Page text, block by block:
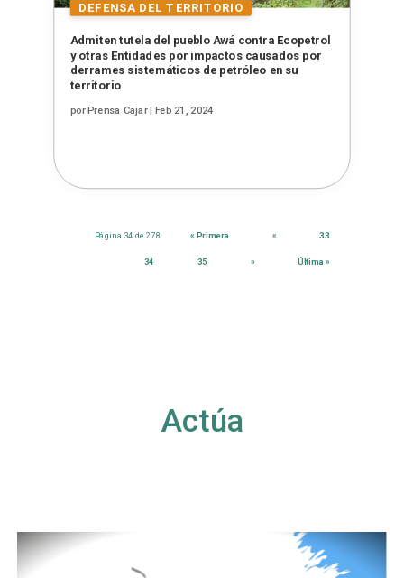
Admiten tutela del pueblo Awá contra Ecopetrol
y otras Entidades por impactos causados por
derrames sistemáticos de petróleo en su
territorio
porPrensa Cajar| Feb 21, 2024
Página 34 de 278 « Primera « 33
34 35 » Última »
Actúa